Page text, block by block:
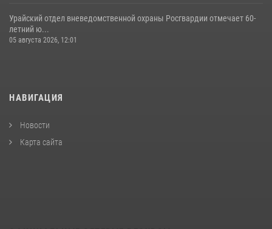
Урайский отдел вневедомственной охраны Росгвардии отмечает 60-
летний ю...
05 августа 2026, 12:01
НАВИГАЦИЯ
Новости
Карта сайта